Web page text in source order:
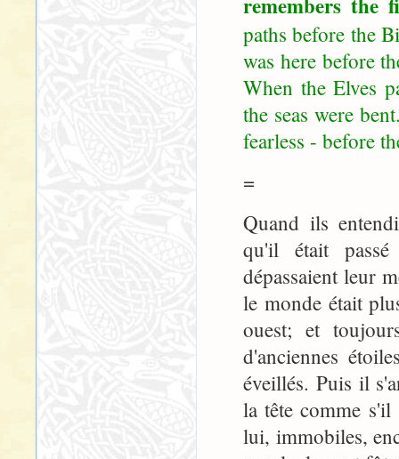
paths before the
was here before
When the Elves
the seas were
fearless - before
=
Quand ils
qu'il était
dépassaient leur
le monde était
ouest; et
d'anciennes
éveillés. Puis il
la tête comme s'il
lui, immobiles,